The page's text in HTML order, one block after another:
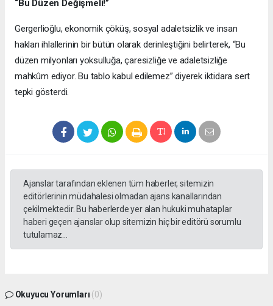
“Bu Düzen Değişmeli!”
Gergerlioğlu, ekonomik çöküş, sosyal adaletsizlik ve insan
hakları ihlallerinin bir bütün olarak derinleştiğini belirterek, “Bu
düzen milyonları yoksulluğa, çaresizliğe ve adaletsizliğe
mahkûm ediyor. Bu tablo kabul edilemez” diyerek iktidara sert
tepki gösterdi.
Ajanslar tarafından eklenen tüm haberler, sitemizin
editörlerinin müdahalesi olmadan ajans kanallarından
çekilmektedir. Bu haberlerde yer alan hukuki muhataplar
haberi geçen ajanslar olup sitemizin hiç bir editörü sorumlu
tutulamaz...
Okuyucu Yorumları (0)